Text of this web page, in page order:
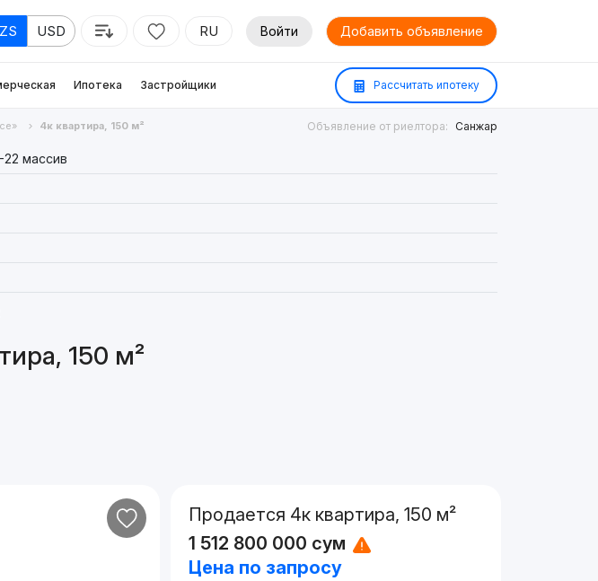
USD RU Войти Добавить объявление
Ипотека Застройщики Рассчитать ипотеку
4к квартира, 150 м² Объявление от риелтора: Санжар
массив
150 м²
Продается 4к квартира, 150 м²
1 512 800 000 сум
Цена по запросу